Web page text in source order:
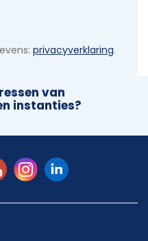
privacyverklaring.
van
instanties?